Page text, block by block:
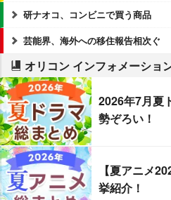
研ナオコ、コンビニで買う商品
芸能界、海外への移住報告相次ぐ
オリコン インフォメーショ
2026年7月夏
勢ぞろい！
【夏アニメ
挙紹介！